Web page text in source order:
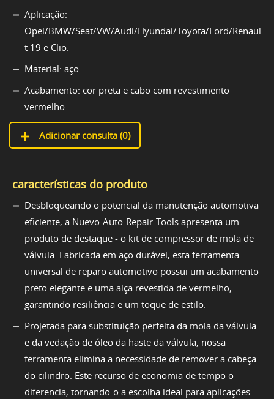
Aplicação:
Opel/BMW/Seat/VW/Audi/Hyundai/Toyota/Ford/Renaul
t 19 e Clio.
Material: aço.
Acabamento: cor preta e cabo com revestimento
vermelho.
Adicionar consulta (0)
características do produto
Desbloqueando o potencial da manutenção automotiva
eficiente, a Nuevo-Auto-Repair-Tools apresenta um
produto de destaque - o kit de compressor de mola de
válvula. Fabricada em aço durável, esta ferramenta
universal de reparo automotivo possui um acabamento
preto elegante e uma alça revestida de vermelho,
garantindo resiliência e um toque de estilo.
Projetada para substituição perfeita da mola da válvula
e da vedação de óleo da haste da válvula, nossa
ferramenta elimina a necessidade de remover a cabeça
do cilindro. Este recurso de economia de tempo o
diferencia, tornando-o a escolha ideal para aplicações